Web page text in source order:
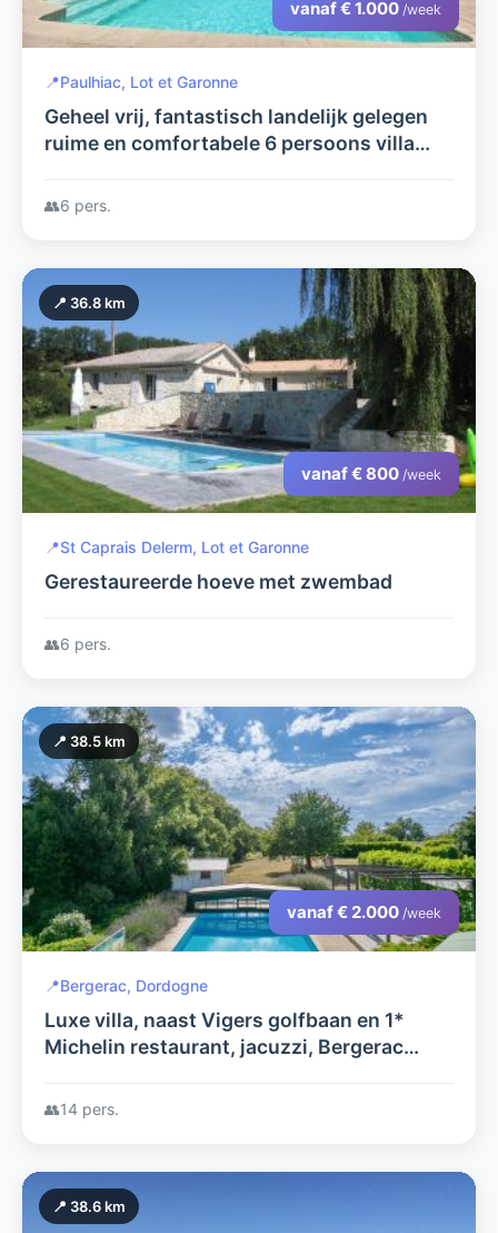
vanaf € 1.000 /week
📍Paulhiac, Lot et Garonne
Geheel vrij, fantastisch landelijk gelegen
ruime en comfortabele 6 persoons villa
met uitzicht rondom
👥6 pers.
📍 36.8 km
vanaf € 800 /week
📍St Caprais Delerm, Lot et Garonne
Gerestaureerde hoeve met zwembad
👥6 pers.
📍 38.5 km
vanaf € 2.000 /week
📍Bergerac, Dordogne
Luxe villa, naast Vigers golfbaan en 1*
Michelin restaurant, jacuzzi, Bergerac
slaapkamers, super uitzicht
👥14 pers.
📍 38.6 km